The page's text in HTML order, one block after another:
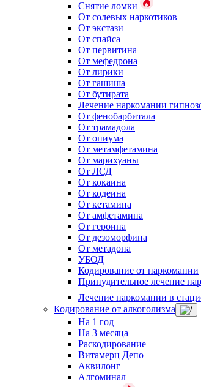
Снятие ломки
От солевых наркотиков
От экстази
От спайса
От первитина
От мефедрона
От лирики
От гашиша
От бутирата
Лечение наркомании
От фенобарбитала
От трамадола
От опиума
От метамфетамина
От марихуаны
От ЛСД
От кокаина
От кодеина
От кетамина
От амфетамина
От героина
От дезоморфина
От метадона
УБОД
Кодирование от наркомании
Принудительное лечение
Лечение наркомании в
Кодирование от алкоголизма
На 1 год
На 3 месяца
Раскодирование
Витамерц Депо
Аквилонг
Алгоминал